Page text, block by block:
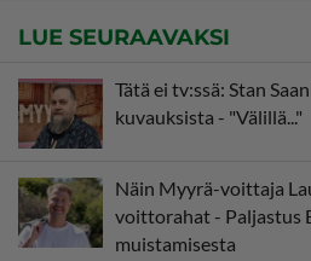
LUE SEURAAVAKSI
Tätä ei tv:ssä: Stan
kuvauksista - "Välillä..."
Näin Myyrä-voittaja
voittorahat - Paljastus
muistamisesta